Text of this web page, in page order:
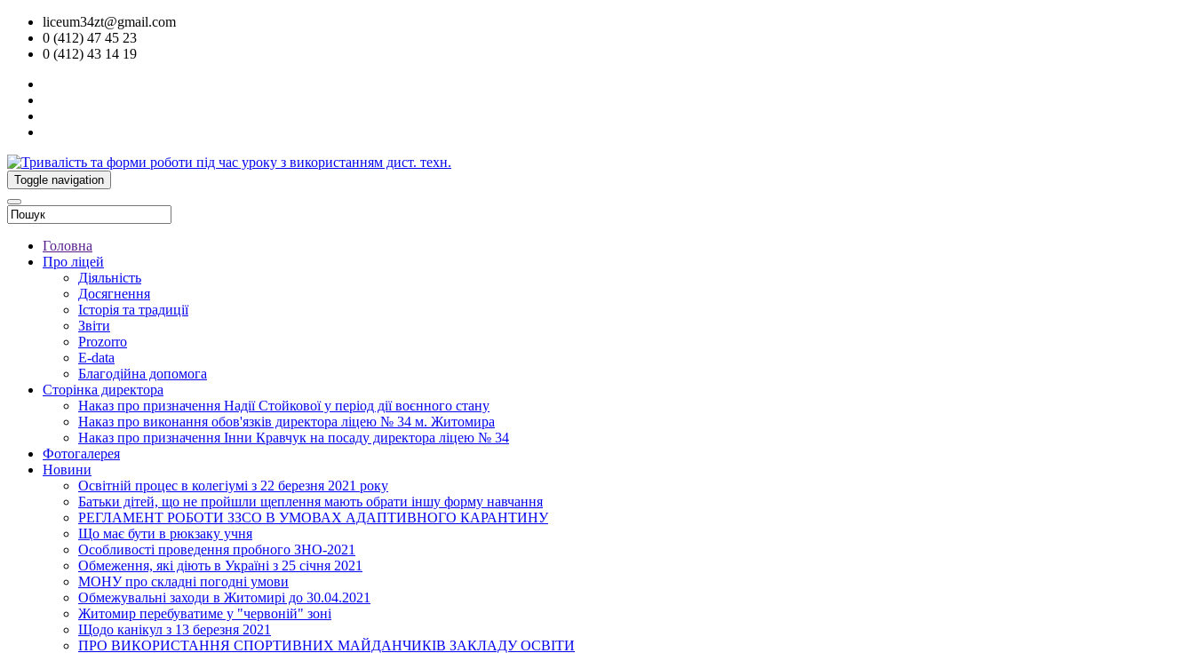
liceum34zt@gmail.com
0 (412) 47 45 23
0 (412) 43 14 19
Toggle navigation
Головна
Про ліцей
Діяльність
Досягнення
Історія та традиції
Звіти
Prozorro
E-data
Благодійна допомога
Сторінка директора
Наказ про призначення Надії Стойкової у період дії воєнного стану
Наказ про виконання обов'язків директора ліцею № 34 м. Житомира
Наказ про призначення Інни Кравчук на посаду директора ліцею № 34
Фотогалерея
Новини
Освітній процес в колегіумі з 22 березня 2021 року
Батьки дітей, що не пройшли щеплення мають обрати іншу форму навчання
РЕГЛАМЕНТ РОБОТИ ЗЗСО В УМОВАХ АДАПТИВНОГО КАРАНТИНУ
Що має бути в рюкзаку учня
Особливості проведення пробного ЗНО-2021
Обмеження, які діють в Україні з 25 січня 2021
МОНУ про складні погодні умови
Обмежувальні заходи в Житомирі до 30.04.2021
Житомир перебуватиме у "червоній" зоні
Щодо канікул з 13 березня 2021
ПРО ВИКОРИСТАННЯ СПОРТИВНИХ МАЙДАНЧИКІВ ЗАКЛАДУ ОСВІТИ